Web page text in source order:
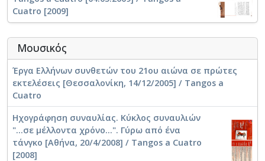
Cuatro [2009]
Μουσικός
Έργα Ελλήνων συνθετών του 21ου αιώνα σε πρώτες
εκτελέσεις [Θεσσαλονίκη, 14/12/2005] / Tangos a
Cuatro
Ηχογράφηση συναυλίας. Κύκλος συναυλιών
"...σε μέλλοντα χρόνο...". Γύρω από ένα
τάνγκο [Αθήνα, 20/4/2008] / Tangos a Cuatro
[2008]